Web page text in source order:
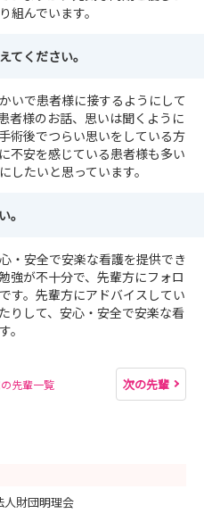
組んでいます。
てください。
いで患者様に接するようにして
者様のお話、思いは聞くように
術後でつらい思いをしている方
不安を感じている患者様も多い
したいと思っています。
。
・安全で安楽な看護を提供でき
強が不十分で、先輩方にフォロ
す。先輩方にアドバイスしてい
りして、安心・安全で安楽な看
。
先輩一覧 次の先輩
財団明理会